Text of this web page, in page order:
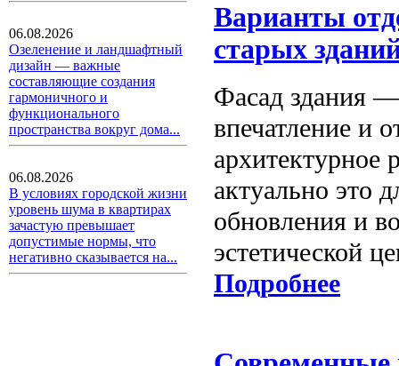
06.08.2026
Озеленение и ландшафтный
дизайн — важные
составляющие создания
гармоничного и
функционального
пространства вокруг дома...
06.08.2026
В условиях городской жизни
уровень шума в квартирах
зачастую превышает
допустимые нормы, что
негативно сказывается на...
Варианты
старых
Фасад здания —
впечатление и
архитектурное
актуально это
обновления и
эстетической
Подробнее